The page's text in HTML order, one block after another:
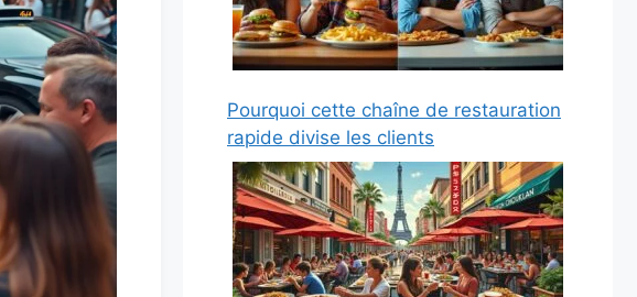
Pourquoi cette chaîne de restauration
rapide divise les clients